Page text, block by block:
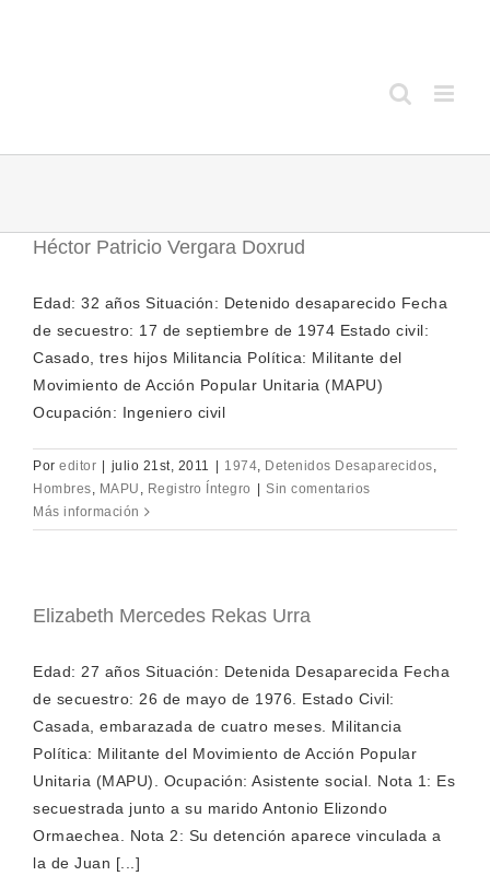
Héctor Patricio Vergara Doxrud
Edad: 32 años Situación: Detenido desaparecido Fecha
de secuestro: 17 de septiembre de 1974 Estado civil:
Casado, tres hijos Militancia Política: Militante del
Movimiento de Acción Popular Unitaria (MAPU)
Ocupación: Ingeniero civil
Por editor julio 21st, 2011 1974, Detenidos Desaparecidos,
Hombres, MAPU , Registro Íntegro
Sin comentarios
Más información
Elizabeth Mercedes Rekas Urra
Edad: 27 años Situación: Detenida Desaparecida Fecha
de secuestro: 26 de mayo de 1976. Estado Civil:
Casada, embarazada de cuatro meses. Militancia
Política: Militante del Movimiento de Acción Popular
Unitaria (MAPU). Ocupación: Asistente social. Nota 1: Es
secuestrada junto a su marido Antonio Elizondo
Ormaechea. Nota 2: Su detención aparece vinculada a
la de Juan [...]